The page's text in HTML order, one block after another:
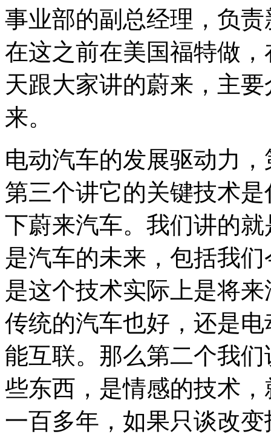
事业部的副总经理，负
在这之前在美国福特做
天跟大家讲的蔚来，主
来。
电动汽车的发展驱动力
第三个讲它的关键技术
下蔚来汽车。我们讲的
是汽车的未来，包括我
是这个技术实际上是将
传统的汽车也好，还是
能互联。那么第二个我
些东西，是情感的技术
一百多年，如果只谈改